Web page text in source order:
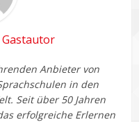
Gastautor
Anbieter von
in den
Seit über 50 Jahren
erfolgreiche Erlernen